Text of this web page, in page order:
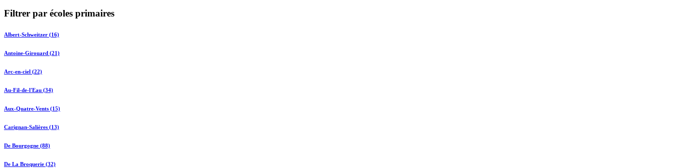
Filtrer par écoles primaires
Albert-Schweitzer (16)
Antoine-Girouard (21)
Arc-en-ciel (22)
Au-Fil-de-l'Eau (34)
Aux-Quatre-Vents (15)
Carignan-Salières (13)
De Bourgogne (88)
De La Broquerie (32)